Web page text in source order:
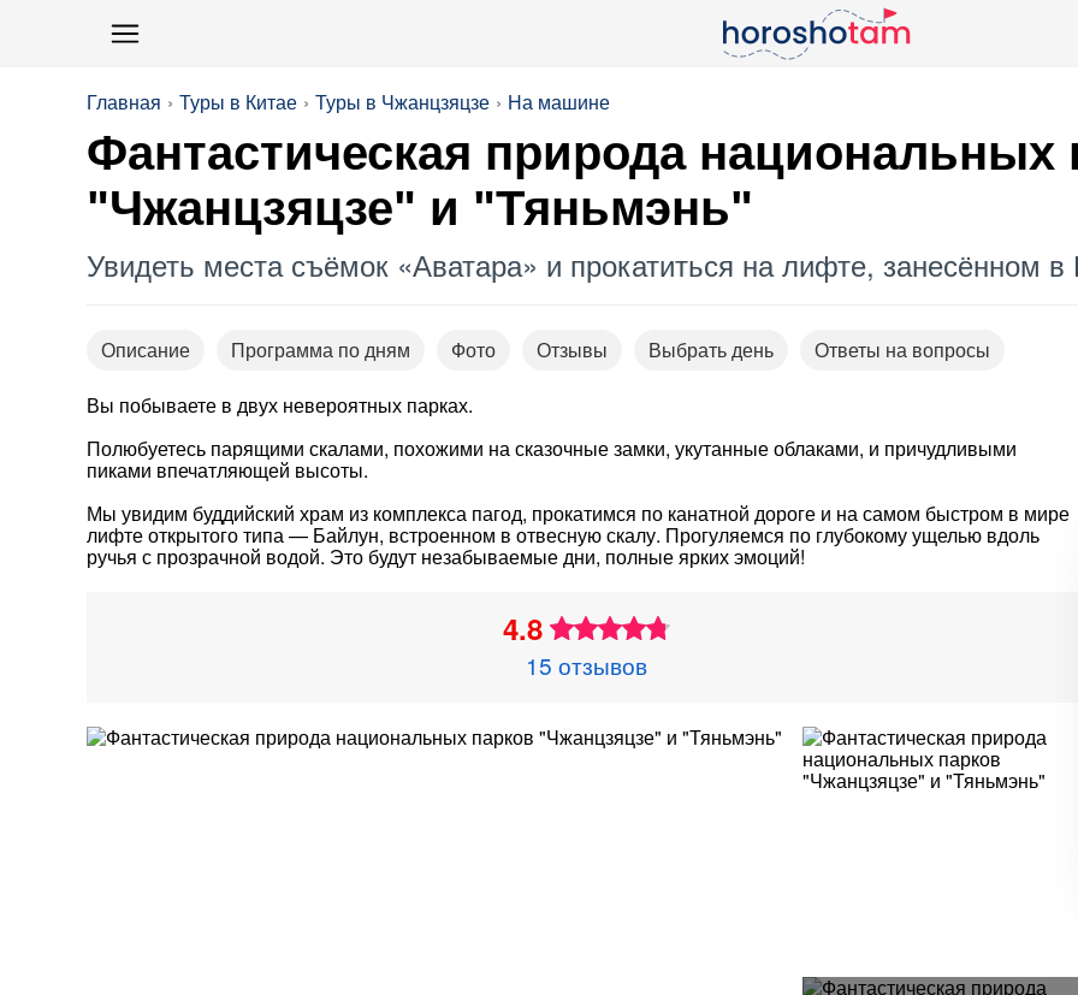
Главная Туры в Китае Туры в Чжанцзяцзе На машине
Фантастическая природа национальных
"Чжанцзяцзе" и "Тяньмэнь"
Увидеть места съёмок «Аватара» и прокатиться на лифте, занесённом в
Описание Программа по дням Фото Отзывы Выбрать день
Ответы на вопросы
Вы побываете в двух невероятных парках.
Полюбуетесь парящими скалами, похожими на сказочные замки, укутанные облаками, и причудливыми
пиками впечатляющей высоты.
Мы увидим буддийский храм из комплекса пагод, прокатимся по канатной дороге и на самом быстром в мире
лифте открытого типа — Байлун, встроенном в отвесную скалу. Прогуляемся по глубокому ущелью вдоль
ручья с прозрачной водой. Это будут незабываемые дни, полные ярких эмоций!
4.8
15 отзывов